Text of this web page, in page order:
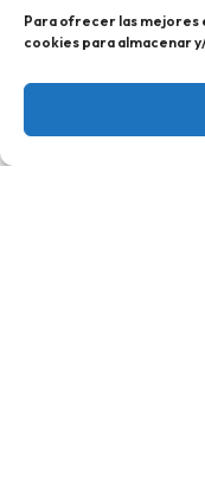
Para ofrecer las mejores
cookies para almacenar
compra más
largo plazo y un
lado, las ventas
individuales,
preferencias del